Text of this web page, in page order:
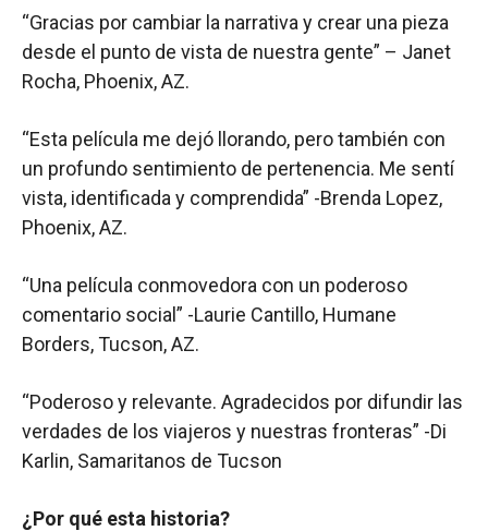
“Gracias por cambiar la narrativa y crear una pieza
desde el punto de vista de nuestra gente” – Janet
Rocha, Phoenix, AZ.
“Esta película me dejó llorando, pero también con
un profundo sentimiento de pertenencia. Me sentí
vista, identificada y comprendida” -Brenda Lopez,
Phoenix, AZ.
“Una película conmovedora con un poderoso
comentario social” -Laurie Cantillo, Humane
Borders, Tucson, AZ.
“Poderoso y relevante. Agradecidos por difundir las
verdades de los viajeros y nuestras fronteras” -Di
Karlin, Samaritanos de Tucson
¿Por qué esta historia?